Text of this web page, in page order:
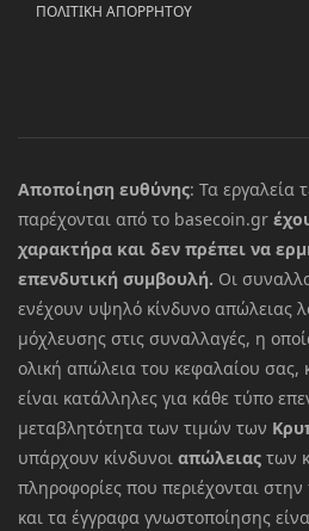
ΠΟΛΙΤΙΚΗ ΑΠΟΡΡΗΤΟΥ
Αποποίηση ευθύνης: Τα εργαλεία
παρέχονται από το basecoin.gr
χαρακτήρα και δεν πρέπει να
επενδυτική συμβουλή. Οι
ενέχουν υψηλό κίνδυνο απώλειας
μόχλευσης στις συναλλαγές, η
ολική απώλεια του κεφαλαίου σας,
είναι κατάλληλες για κάθε τύπο
μεταβλητότητα των τιμών των
υπάρχουν κίνδυνοι απώλειας των
πληροφορίες που περιέχονται
και τα έγγραφα γνωστοποίησης